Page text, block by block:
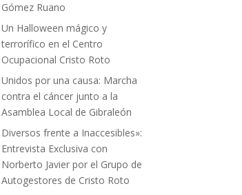
Gómez Ruano
Un Halloween mágico y
terrorífico en el Centro
Ocupacional Cristo Roto
Unidos por una causa: Marcha
contra el cáncer junto a la
Asamblea Local de Gibraleón
Diversos frente a Inaccesibles»:
Entrevista Exclusiva con
Norberto Javier por el Grupo de
Autogestores de Cristo Roto